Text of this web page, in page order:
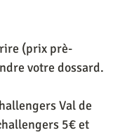
(prix prè-
votre dossard.
Val de
5€ et